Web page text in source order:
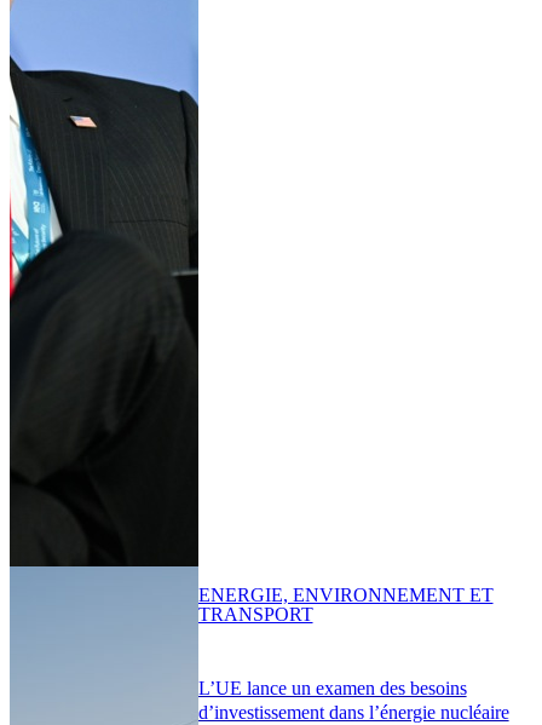
L’UE lance un examen des besoins
d’investissement dans l’énergie nucléaire
ENERGIE, ENVIRONNEMENT ET
TRANSPORT